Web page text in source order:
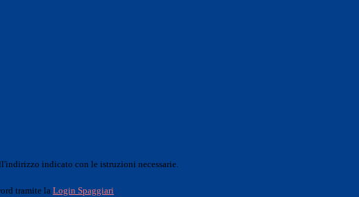
indicato con le istruzioni necessarie.
tramite la Login Spaggiari